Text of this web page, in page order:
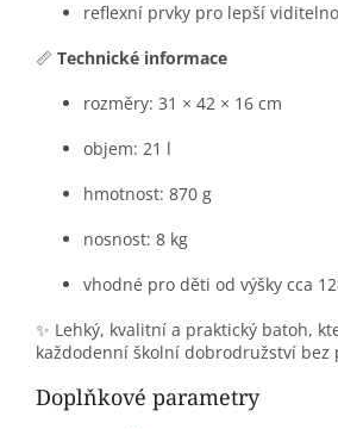
reflexní prvky pro lepší
📏 Technické informace
rozměry: 31 × 42 × 16 cm
objem: 21 l
hmotnost: 870 g
nosnost: 8 kg
vhodné pro děti od výšky cca
✨ Lehký, kvalitní a praktický batoh,
každodenní školní dobrodružství bez
Doplňkové parametry